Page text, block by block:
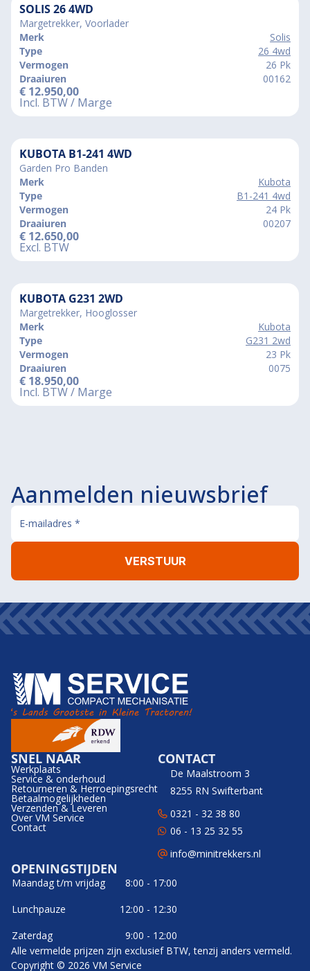
SOLIS 26 4WD
Margetrekker, Voorlader
Merk
Solis
Type
26 4wd
Vermogen
26 Pk
Draaiuren
00162
€ 12.950,00
Incl. BTW / Marge
KUBOTA B1-241 4WD
Garden Pro Banden
Merk
Kubota
Type
B1-241 4wd
Vermogen
24 Pk
Draaiuren
00207
€ 12.650,00
Excl. BTW
KUBOTA G231 2WD
Margetrekker, Hooglosser
Merk
Kubota
Type
G231 2wd
Vermogen
23 Pk
Draaiuren
0075
€ 18.950,00
Incl. BTW / Marge
Aanmelden nieuwsbrief
SNEL NAAR
Werkplaats
Service & onderhoud
Retourneren & Herroepingsrecht
Betaalmogelijkheden
Verzenden & Leveren
Over VM Service
Contact
CONTACT
De Maalstroom 3
8255 RN Swifterbant
0321 - 32 38 80
06 - 13 25 32 55
info@minitrekkers.nl
OPENINGSTIJDEN
Maandag t/m vrijdag
8:00 - 17:00
Lunchpauze
12:00 - 12:30
Zaterdag
9:00 - 12:00
Alle vermelde prijzen zijn exclusief BTW, tenzij anders vermeld.
Copyright © 2026 VM Service